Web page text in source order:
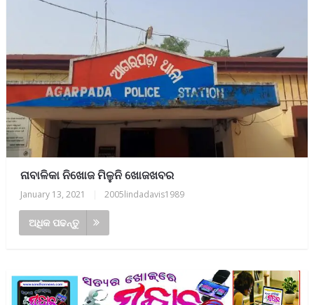
ନାବାଳିକା ନିଖୋଜ ମିଳୁନି ଖୋଜଖବର
January 13, 2021 2005lindadavis1989
ଅଧିକ ପଢନ୍ତୁ